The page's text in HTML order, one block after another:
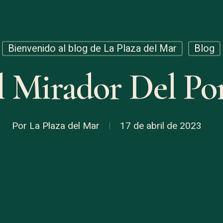
Bienvenido al blog de La Plaza del Mar Blog
Mirador Del
Por La Plaza del Mar 17 de abril de 2023